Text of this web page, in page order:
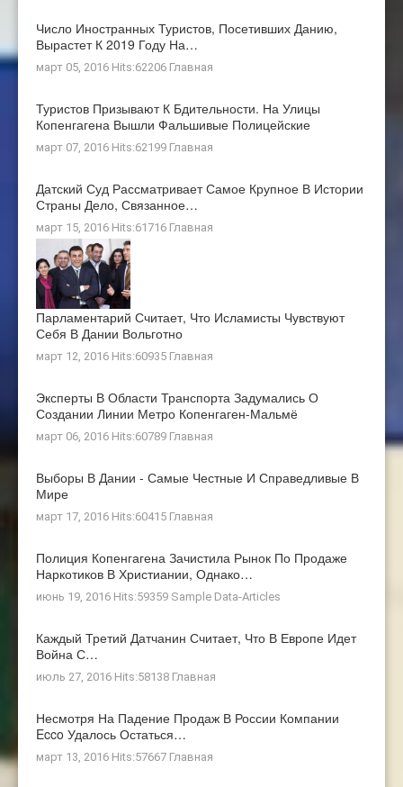
Число Иностранных Туристов, Посетивших Данию,
Вырастет К 2019 Году На…
март 05, 2016 Hits:62206 Главная
Туристов Призывают К Бдительности. На Улицы
Копенгагена Вышли Фальшивые Полицейские
март 07, 2016 Hits:62199 Главная
Датский Суд Рассматривает Самое Крупное В Истории
Страны Дело, Связанное…
март 15, 2016 Hits:61716 Главная
Парламентарий Считает, Что Исламисты Чувствуют
Себя В Дании Вольготно
март 12, 2016 Hits:60935 Главная
Эксперты В Области Транспорта Задумались О
Создании Линии Метро Копенгаген-Мальмё
март 06, 2016 Hits:60789 Главная
Выборы В Дании - Самые Честные И Справедливые В
Мире
март 17, 2016 Hits:60415 Главная
Полиция Копенгагена Зачистила Рынок По Продаже
Наркотиков В Христиании, Однако…
июнь 19, 2016 Hits:59359 Sample Data-Articles
Каждый Третий Датчанин Считает, Что В Европе Идет
Война С…
июль 27, 2016 Hits:58138 Главная
Несмотря На Падение Продаж В России Компании
Ecco Удалось Остаться…
март 13, 2016 Hits:57667 Главная